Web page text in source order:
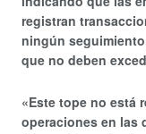
registran
ningún
que no deben
«Este tope no está
operaciones en las